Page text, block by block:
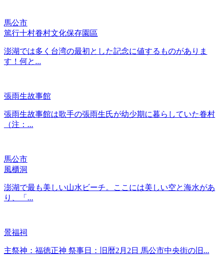
馬公市
篤行十村眷村文化保存園區
澎湖では多く台湾の最初とした記念に値するものがありま
す！何と...
張雨生故事館
張雨生故事館は歌手の張雨生氏が幼少期に暮らしていた眷村
（注：...
馬公市
風櫃洞
澎湖で最も美しい山水ビーチ。ここには美しい空と海水があ
り、「...
景福祠
主祭神：福徳正神 祭事日：旧暦2月2日 馬公市中央街の旧...